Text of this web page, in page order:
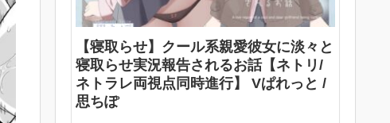
【寝取らせ】クール系親愛彼女に淡々と
寝取らせ実況報告されるお話【ネトリ/
ネトラレ両視点同時進行】 Vぱれっと /
思ちぽ